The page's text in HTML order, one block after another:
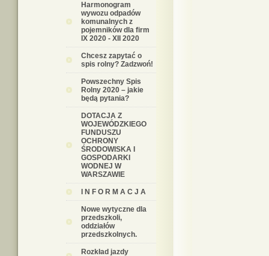
Harmonogram
wywozu odpadów
komunalnych z
pojemników dla firm
IX 2020 - XII 2020
Chcesz zapytać o
spis rolny? Zadzwoń!
Powszechny Spis
Rolny 2020 – jakie
będą pytania?
DOTACJA Z
WOJEWÓDZKIEGO
FUNDUSZU
OCHRONY
ŚRODOWISKA I
GOSPODARKI
WODNEJ W
WARSZAWIE
I N F O R M A C J A
Nowe wytyczne dla
przedszkoli,
oddziałów
przedszkolnych.
Rozkład jazdy